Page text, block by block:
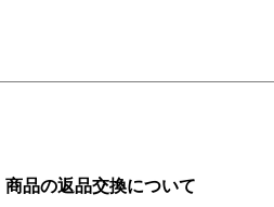
商品の返品交換について